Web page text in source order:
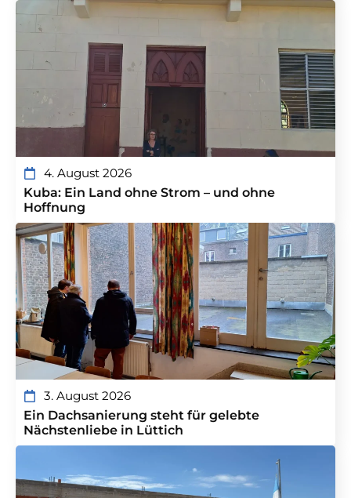
4. August 2026
Kuba: Ein Land ohne Strom – und ohne
Hoffnung
3. August 2026
Ein Dachsanierung steht für gelebte
Nächstenliebe in Lüttich